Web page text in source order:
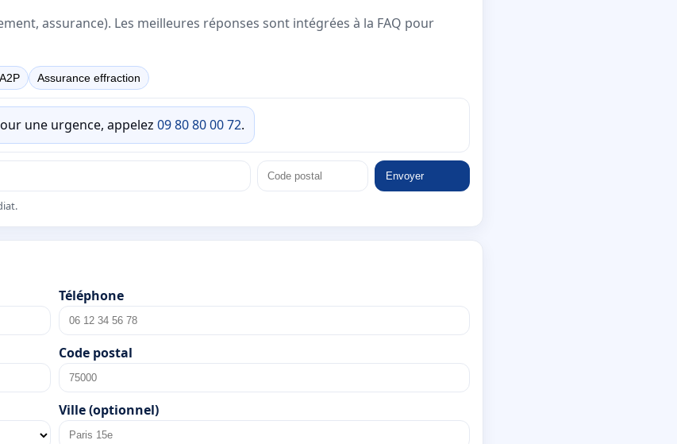
assurance). Les meilleures réponses sont intégrées à la FAQ pour
Assurance effraction
une urgence, appelez 09 80 80 00 72.
Envoyer
Téléphone
Code postal
Ville (optionnel)